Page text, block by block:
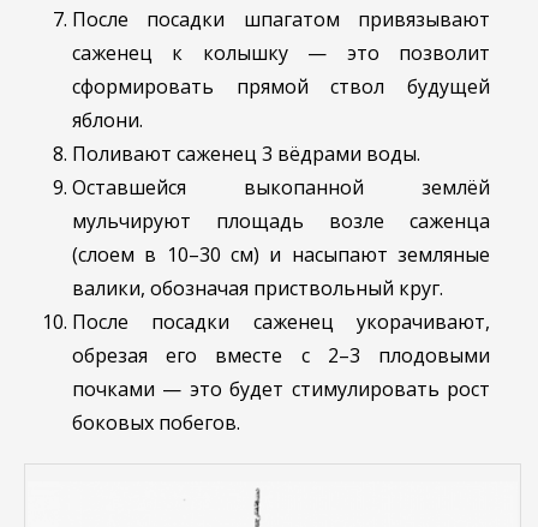
После посадки шпагатом привязывают
саженец к колышку — это позволит
сформировать прямой ствол будущей
яблони.
Поливают саженец 3 вёдрами воды.
Оставшейся выкопанной землёй
мульчируют площадь возле саженца
(слоем в 10–30 см) и насыпают земляные
валики, обозначая приствольный круг.
После посадки саженец укорачивают,
обрезая его вместе с 2–3 плодовыми
почками — это будет стимулировать рост
боковых побегов.